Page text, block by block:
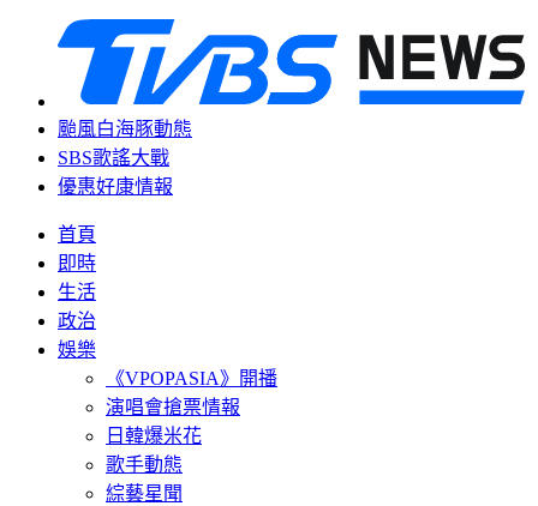
颱風白海豚動態
SBS歌謠大戰
優惠好康情報
首頁
即時
生活
政治
娛樂
《VPOPASIA》開播
演唱會搶票情報
日韓爆米花
歌手動態
綜藝星聞